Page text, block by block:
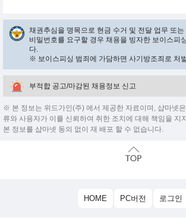
채권추심을 명목으로 현금 수거 및 전달 업무 또
비밀번호를 요구할 경우 채용을 빙자한 보이스피
다.
※ 보이스피싱 범죄에 가담하면 사기방조죄로 처
부적합 공고/마감된 채용정보 신고
※ 본 정보는 위드가인(주) 에서 제공한 자료이며, 샵마넷
류와 사용자가 이를 신뢰하여 취한 조치에 대해 책임을 지
본 정보를 샵마넷 동의 없이 재 배포 할 수 없습니다.
HOME PC버전 로그인